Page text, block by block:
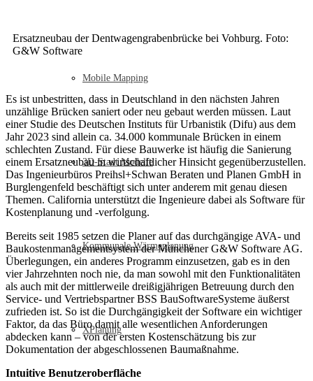
Mobile Mapping
3D-Stadt Modelle
Kommunale Wärmeplanung
XPlanung
Ersatzneubau der Dentwagengrabenbrücke bei Vohburg. Foto:
G&W Software
Es ist unbestritten, dass in Deutschland in den nächsten Jahren
unzählige Brücken saniert oder neu gebaut werden müssen. Laut
einer Studie des Deutschen Instituts für Urbanistik (Difu) aus dem
Jahr 2023 sind allein ca. 34.000 kommunale Brücken in einem
schlechten Zustand. Für diese Bauwerke ist häufig die Sanierung
einem Ersatzneubau in wirtschaftlicher Hinsicht gegenüberzustellen.
Das Ingenieurbüros Preihsl+Schwan Beraten und Planen GmbH in
Burglengenfeld beschäftigt sich unter anderem mit genau diesen
Themen. California unterstützt die Ingenieure dabei als Software für
Kostenplanung und -verfolgung.
Bereits seit 1985 setzen die Planer auf das durchgängige AVA- und
Baukostenmanagementsystem der Münchener G&W Software AG.
Überlegungen, ein anderes Programm einzusetzen, gab es in den
vier Jahrzehnten noch nie, da man sowohl mit den Funktionalitäten
als auch mit der mittlerweile dreißigjährigen Betreuung durch den
Service- und Vertriebspartner BSS BauSoftwareSysteme äußerst
zufrieden ist. So ist die Durchgängigkeit der Software ein wichtiger
Faktor, da das Büro damit alle wesentlichen Anforderungen
abdecken kann – von der ersten Kostenschätzung bis zur
Dokumentation der abgeschlossenen Baumaßnahme.
Intuitive Benutzeroberfläche